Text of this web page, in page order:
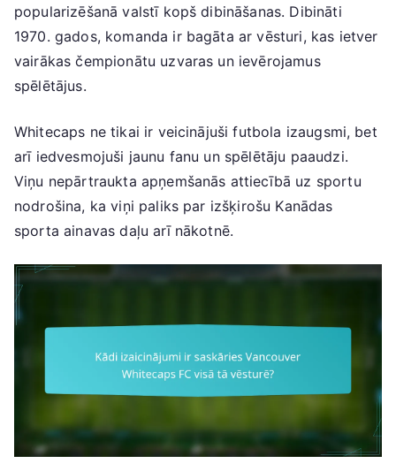
popularizēšanā valstī kopš dibināšanas. Dibināti
1970. gados, komanda ir bagāta ar vēsturi, kas ietver
vairākas čempionātu uzvaras un ievērojamus
spēlētājus.
Whitecaps ne tikai ir veicinājuši futbola izaugsmi, bet
arī iedvesmojuši jaunu fanu un spēlētāju paaudzi.
Viņu nepārtraukta apņemšanās attiecībā uz sportu
nodrošina, ka viņi paliks par izšķirošu Kanādas
sporta ainavas daļu arī nākotnē.